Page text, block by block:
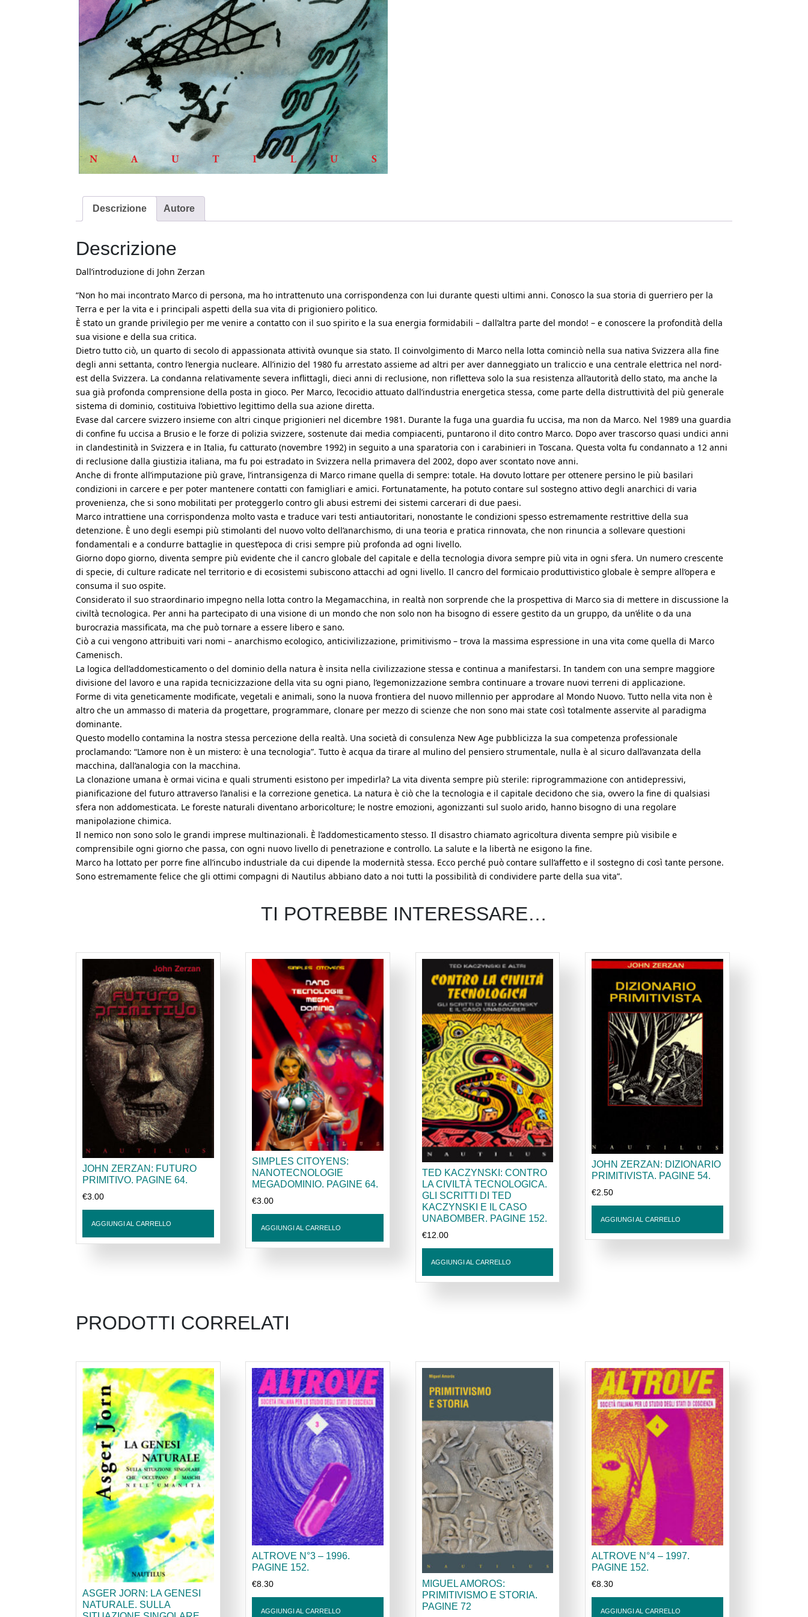
Descrizione Autore
Descrizione
Dall’introduzione di John Zerzan
“Non ho mai incontrato Marco di persona, ma ho intrattenuto una corrispondenza con lui durante questi ultimi anni. Conosco la sua storia di guerriero per la
Terra e per la vita e i principali aspetti della sua vita di prigioniero politico.
È stato un grande privilegio per me venire a contatto con il suo spirito e la sua energia formidabili – dall’altra parte del mondo! – e conoscere la profondità della
sua visione e della sua critica.
Dietro tutto ciò, un quarto di secolo di appassionata attività ovunque sia stato. Il coinvolgimento di Marco nella lotta cominciò nella sua nativa Svizzera alla fine
degli anni settanta, contro l’energia nucleare. All’inizio del 1980 fu arrestato assieme ad altri per aver danneggiato un traliccio e una centrale elettrica nel nord-
est della Svizzera. La condanna relativamente severa inflittagli, dieci anni di reclusione, non rifletteva solo la sua resistenza all’autorità dello stato, ma anche la
sua già profonda comprensione della posta in gioco. Per Marco, l’ecocidio attuato dall’industria energetica stessa, come parte della distruttività del più generale
sistema di dominio, costituiva l’obiettivo legittimo della sua azione diretta.
Evase dal carcere svizzero insieme con altri cinque prigionieri nel dicembre 1981. Durante la fuga una guardia fu uccisa, ma non da Marco. Nel 1989 una guardia
di confine fu uccisa a Brusio e le forze di polizia svizzere, sostenute dai media compiacenti, puntarono il dito contro Marco. Dopo aver trascorso quasi undici anni
in clandestinità in Svizzera e in Italia, fu catturato (novembre 1992) in seguito a una sparatoria con i carabinieri in Toscana. Questa volta fu condannato a 12 anni
di reclusione dalla giustizia italiana, ma fu poi estradato in Svizzera nella primavera del 2002, dopo aver scontato nove anni.
Anche di fronte all’imputazione più grave, l’intransigenza di Marco rimane quella di sempre: totale. Ha dovuto lottare per ottenere persino le più basilari
condizioni in carcere e per poter mantenere contatti con famigliari e amici. Fortunatamente, ha potuto contare sul sostegno attivo degli anarchici di varia
provenienza, che si sono mobilitati per proteggerlo contro gli abusi estremi dei sistemi carcerari di due paesi.
Marco intrattiene una corrispondenza molto vasta e traduce vari testi antiautoritari, nonostante le condizioni spesso estremamente restrittive della sua
detenzione. È uno degli esempi più stimolanti del nuovo volto dell’anarchismo, di una teoria e pratica rinnovata, che non rinuncia a sollevare questioni
fondamentali e a condurre battaglie in quest’epoca di crisi sempre più profonda ad ogni livello.
Giorno dopo giorno, diventa sempre più evidente che il cancro globale del capitale e della tecnologia divora sempre più vita in ogni sfera. Un numero crescente
di specie, di culture radicate nel territorio e di ecosistemi subiscono attacchi ad ogni livello. Il cancro del formicaio produttivistico globale è sempre all’opera e
consuma il suo ospite.
Considerato il suo straordinario impegno nella lotta contro la Megamacchina, in realtà non sorprende che la prospettiva di Marco sia di mettere in discussione la
civiltà tecnologica. Per anni ha partecipato di una visione di un mondo che non solo non ha bisogno di essere gestito da un gruppo, da un’élite o da una
burocrazia massificata, ma che può tornare a essere libero e sano.
Ciò a cui vengono attribuiti vari nomi – anarchismo ecologico, anticivilizzazione, primitivismo – trova la massima espressione in una vita come quella di Marco
Camenisch.
La logica dell’addomesticamento o del dominio della natura è insita nella civilizzazione stessa e continua a manifestarsi. In tandem con una sempre maggiore
divisione del lavoro e una rapida tecnicizzazione della vita su ogni piano, l’egemonizzazione sembra continuare a trovare nuovi terreni di applicazione.
Forme di vita geneticamente modificate, vegetali e animali, sono la nuova frontiera del nuovo millennio per approdare al Mondo Nuovo. Tutto nella vita non è
altro che un ammasso di materia da progettare, programmare, clonare per mezzo di scienze che non sono mai state così totalmente asservite al paradigma
dominante.
Questo modello contamina la nostra stessa percezione della realtà. Una società di consulenza New Age pubblicizza la sua competenza professionale
proclamando: “L’amore non è un mistero: è una tecnologia”. Tutto è acqua da tirare al mulino del pensiero strumentale, nulla è al sicuro dall’avanzata della
macchina, dall’analogia con la macchina.
La clonazione umana è ormai vicina e quali strumenti esistono per impedirla? La vita diventa sempre più sterile: riprogrammazione con antidepressivi,
pianificazione del futuro attraverso l’analisi e la correzione genetica. La natura è ciò che la tecnologia e il capitale decidono che sia, ovvero la fine di qualsiasi
sfera non addomesticata. Le foreste naturali diventano arboricolture; le nostre emozioni, agonizzanti sul suolo arido, hanno bisogno di una regolare
manipolazione chimica.
Il nemico non sono solo le grandi imprese multinazionali. È l’addomesticamento stesso. Il disastro chiamato agricoltura diventa sempre più visibile e
comprensibile ogni giorno che passa, con ogni nuovo livello di penetrazione e controllo. La salute e la libertà ne esigono la fine.
Marco ha lottato per porre fine all’incubo industriale da cui dipende la modernità stessa. Ecco perché può contare sull’affetto e il sostegno di così tante persone.
Sono estremamente felice che gli ottimi compagni di Nautilus abbiano dato a noi tutti la possibilità di condividere parte della sua vita”.
TI POTREBBE INTERESSARE…
JOHN ZERZAN: FUTURO
PRIMITIVO. PAGINE 64.
€3.00
AGGIUNGI AL CARRELLO
SIMPLES CITOYENS:
NANOTECNOLOGIE
MEGADOMINIO. PAGINE 64.
€3.00
AGGIUNGI AL CARRELLO
TED KACZYNSKI: CONTRO
LA CIVILTÀ TECNOLOGICA.
GLI SCRITTI DI TED
KACZYNSKI E IL CASO
UNABOMBER. PAGINE 152.
€12.00
AGGIUNGI AL CARRELLO
JOHN ZERZAN: DIZIONARIO
PRIMITIVISTA. PAGINE 54.
€2.50
AGGIUNGI AL CARRELLO
PRODOTTI CORRELATI
ASGER JORN: LA GENESI
NATURALE. SULLA
ALTROVE N°3 – 1996.
PAGINE 152.
€8.30
AGGIUNGI AL CARRELLO
MIGUEL AMOROS:
PRIMITIVISMO E STORIA.
PAGINE 72
ALTROVE N°4 – 1997.
PAGINE 152.
€8.30
AGGIUNGI AL CARRELLO